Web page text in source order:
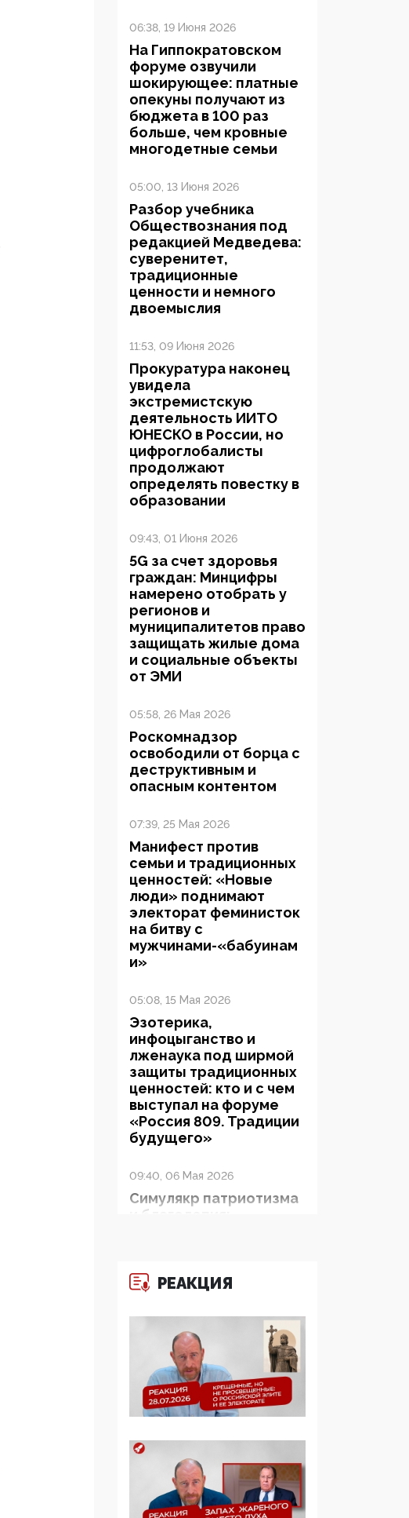
06:38, 19 Июня 2026
На Гиппократовском
форуме озвучили
шокирующее: платные
опекуны получают из
бюджета в 100 раз
больше, чем кровные
многодетные семьи
05:00, 13 Июня 2026
Разбор учебника
Обществознания под
редакцией Медведева:
суверенитет,
традиционные
ценности и немного
двоемыслия
11:53, 09 Июня 2026
Прокуратура наконец
увидела
экстремистскую
деятельность ИИТО
ЮНЕСКО в России, но
цифроглобалисты
продолжают
определять повестку в
образовании
09:43, 01 Июня 2026
5G за счет здоровья
граждан: Минцифры
намерено отобрать у
регионов и
муниципалитетов право
защищать жилые дома
и социальные объекты
от ЭМИ
05:58, 26 Мая 2026
Роскомнадзор
освободили от борца с
деструктивным и
опасным контентом
07:39, 25 Мая 2026
Манифест против
семьи и традиционных
ценностей: «Новые
люди» поднимают
электорат феминисток
на битву с
мужчинами-«бабуинам
и»
05:08, 15 Мая 2026
Эзотерика,
инфоцыганство и
лженаука под ширмой
защиты традиционных
ценностей: кто и с чем
выступал на форуме
«Россия 809. Традиции
будущего»
09:40, 06 Мая 2026
Симулякр патриотизма
и благолепия:
«движперам»
03:35, 25 Апреля 2026
120 лет
парламентаризма: как
институт
народовластия
превратился в «чего
Правительства и АП
06:29, 15 Апреля 2026
Социальный фонд
РЕАКЦИЯ